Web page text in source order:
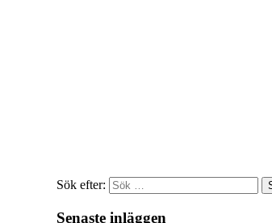
Sök efter:
Senaste inläggen